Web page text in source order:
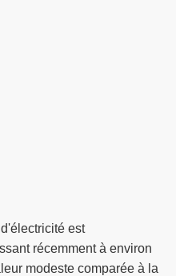
est
récemment à environ
modeste comparée à la